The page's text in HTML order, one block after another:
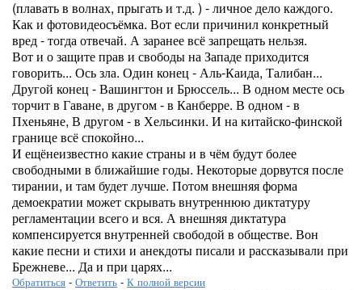
(плавать в волнах, прыгать и т.д. ) - личное дело каждого.
Как и фотовидеосъёмка. Вот если причинил конкретный
вред - тогда отвечай. А заранее всё запрещать нельзя.
Вот и о защите прав и свободы на Западе приходится
говорить... Ось зла. Один конец - Аль-Каида, Талибан...
Другой конец - Вашингтон и Брюссель... В одном месте ось
торчит в Гаване, в другом - в Канберре. В одном - в
Пхеньяне, В другом - в Хельсинки. И на китайско-финской
границе всё спокойно...
И ещёнеизвестно какие страны и в чём будут более
свободными в ближайшие годы. Некоторые дорвутся после
тирании, и там будет лучше. Потом внешняя форма
демоекратии может скрывать внутреннюю диктатуру
регламентации всего и вся. А внешняя диктатура
компенсируется внутренней свободой в обществе. Вон
какие песни и стихи и анекдоты писали и рассказывали при
Брежневе... Да и при царях...
Обратиться - Ответить - К полной версии